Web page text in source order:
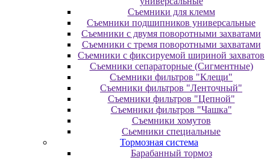
Съемники для клемм
Съемники подшипников универсальные
Съемники с двумя поворотными захватами
Съемники с тремя поворотными захватами
Съемники с фиксируемой шириной захватов
Съемники сепараторные (Сигментные)
Съемники фильтров "Клещи"
Съемники фильтров "Ленточный"
Съемники фильтров "Цепной"
Съемники фильтров "Чашка"
Съемники хомутов
Сьемники специальные
Тормозная система
Барабанный тормоз